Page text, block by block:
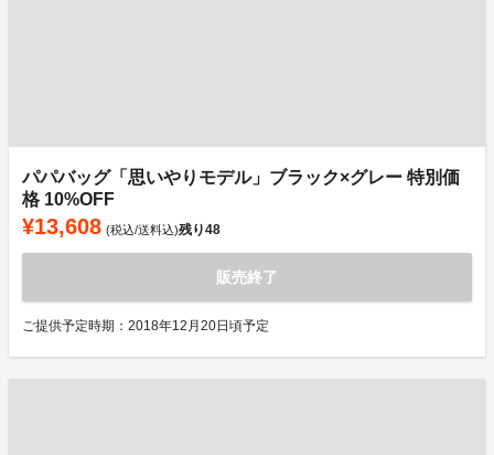
パパバッグ「思いやりモデル」ブラック×グレー 特別価
格 10%OFF
¥13,608 (税込/送料込)残り48
販売終了
ご提供予定時期：2018年12月20日頃予定